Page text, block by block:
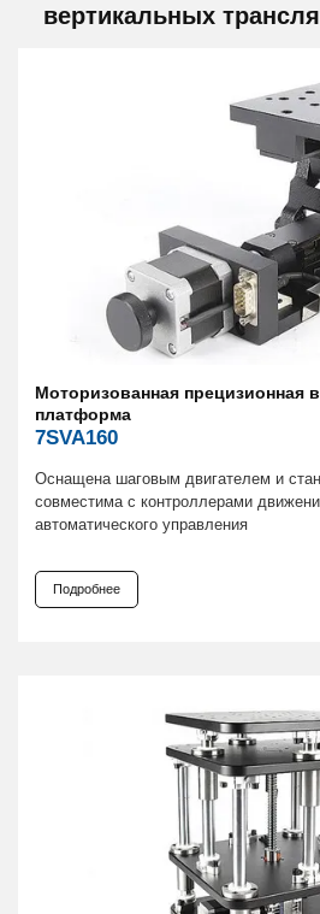
вертикальных
Моторизованная прецизионная
платформа
7SVA160
Оснащена шаговым двигателем и
совместима с контроллерами
автоматического управления
Подробнее